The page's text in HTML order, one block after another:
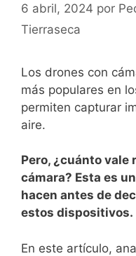
6 abril, 2024 por
Tierraseca
Los drones con
más populares en
permiten capturar
aire.​
Pero, ¿cuánto vale
cámara? Esta es
hacen⁤ antes de
estos dispositivos.
En ‍este artículo,